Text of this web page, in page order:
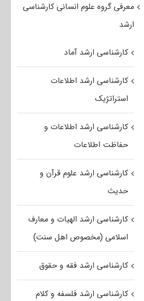
معرفی گروه علوم انسانی کارشناسی
ارشد
کارشناسی ارشد آماد
کارشناسی ارشد اطلاعات
استراتژیک
کارشناسی ارشد اطلاعات و
حفاظت اطلاعات
کارشناسی ارشد علوم قرآن و
حدیث
کارشناسی ارشد الهیات و معارف
اسلامی (مخصوص اهل سنت)
کارشناسی ارشد فقه و حقوق
کارشناسی ارشد فلسفه و کلام